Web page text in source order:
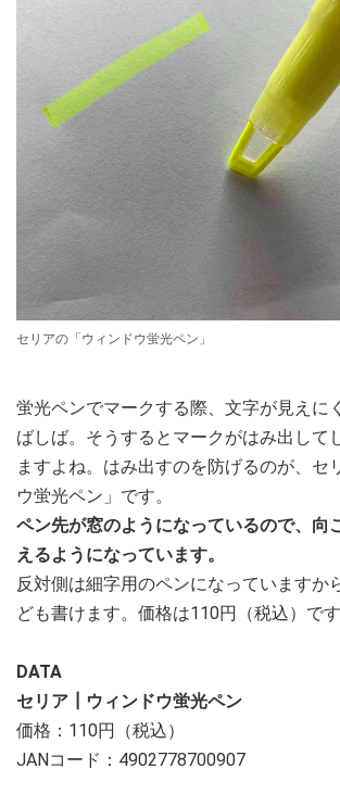
セリアの「ウィンドウ蛍光ペン」
蛍光ペンでマークする際、文字が見えに
ばしば。そうするとマークがはみ出して
ますよね。はみ出すのを防げるのが、セ
ウ蛍光ペン」です。
ペン先が窓のようになっているので、向
えるようになっています。
反対側は細字用のペンになっていますか
ども書けます。価格は110円（税込）です
DATA
セリア┃ウィンドウ蛍光ペン
価格：110円（税込）
JANコード：4902778700907